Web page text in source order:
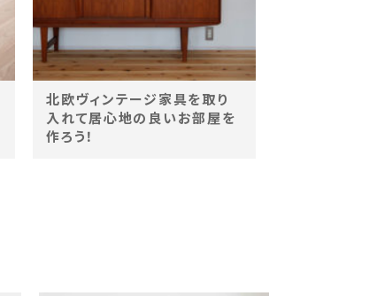
北欧ヴィンテージ家具を取り
入れて居心地の良いお部屋を
作ろう！